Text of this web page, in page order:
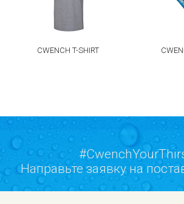
CWENCH T-SHIRT
Направьте заявку на